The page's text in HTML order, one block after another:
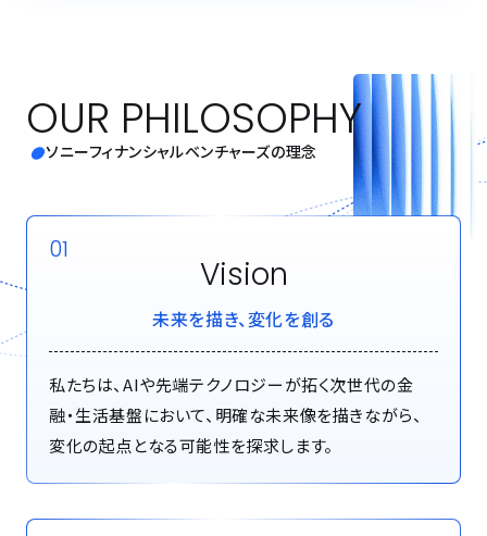
OUR PHILOSOPHY
ソニーフィナンシャルベンチャーズの理念
01
Vision
未来を描き、変化を創る
私たちは、AIや先端テクノロジーが拓く次世代の金
融・生活基盤において、明確な未来像を描きながら、
変化の起点となる可能性を探求します。